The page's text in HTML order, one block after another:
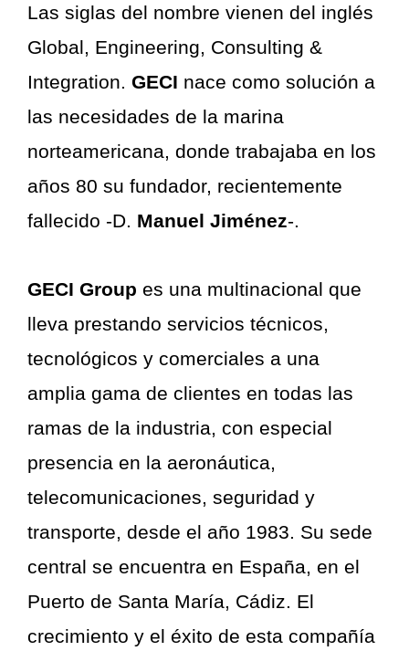
Las siglas del nombre vienen del inglés
Global, Engineering, Consulting &
Integration. GECI nace como solución a
las necesidades de la marina
norteamericana, donde trabajaba en los
años 80 su fundador, recientemente
fallecido -D. Manuel Jiménez-.
GECI Group es una multinacional que
lleva prestando servicios técnicos,
tecnológicos y comerciales a una
amplia gama de clientes en todas las
ramas de la industria, con especial
presencia en la aeronáutica,
telecomunicaciones, seguridad y
transporte, desde el año 1983. Su sede
central se encuentra en España, en el
Puerto de Santa María, Cádiz. El
crecimiento y el éxito de esta compañía